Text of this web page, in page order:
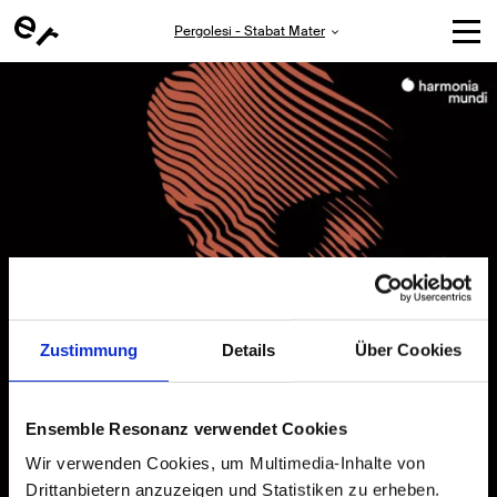
Zustimmung Details Über Cookies
Ensemble Resonanz verwendet Cookies
Wir verwenden Cookies, um Multimedia-Inhalte von
Drittanbietern anzuzeigen und Statistiken zu erheben.
Pergolesi - Stabat Mater